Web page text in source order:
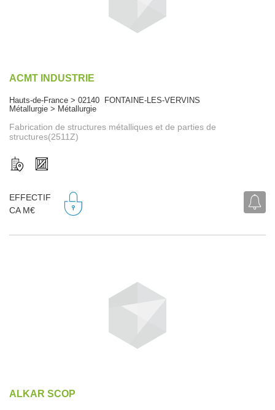
ACMT INDUSTRIE
Hauts-de-France > 02140 FONTAINE-LES-VERVINS
Métallurgie > Métallurgie
Fabrication de structures métalliques et de parties de
structures(2511Z)
EFFECTIF
CA M€
ALKAR SCOP